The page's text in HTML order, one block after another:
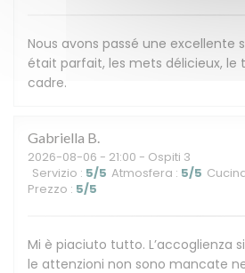
Nous avons passé une excellente
était parfait, les mets délicieux, le
cadre.
Gabriella B
2026-08-06 - 21:00 - Ospiti 3
Servizio : 5/5 Atmosfera : 5/5
Prezzo : 5/5
Mi è piaciuto tutto. L’accoglienza
le attenzioni non sono mancate